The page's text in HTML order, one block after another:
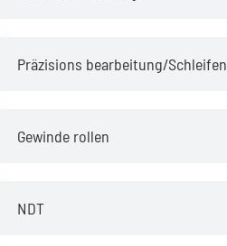
Präzisions bearbeitung/Schleifen
Gewinde rollen
NDT